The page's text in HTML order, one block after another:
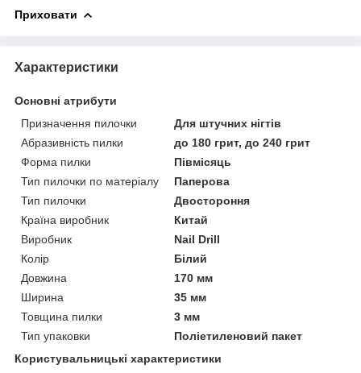
Приховати
Характеристики
Основні атрибути
Призначення пилочки
Для штучних нігтів
Абразивність пилки
до 180 грит, до 240 грит
Форма пилки
Півмісяць
Тип пилочки по матеріалу
Паперова
Тип пилочки
Двостороння
Країна виробник
Китай
Виробник
Nail Drill
Колір
Білий
Довжина
170 мм
Ширина
35 мм
Товщина пилки
3 мм
Тип упаковки
Поліетиленовий пакет
Користувальницькі характеристики